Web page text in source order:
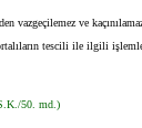
vazgeçilemez ve
tescili ile ilgili
50. md.)